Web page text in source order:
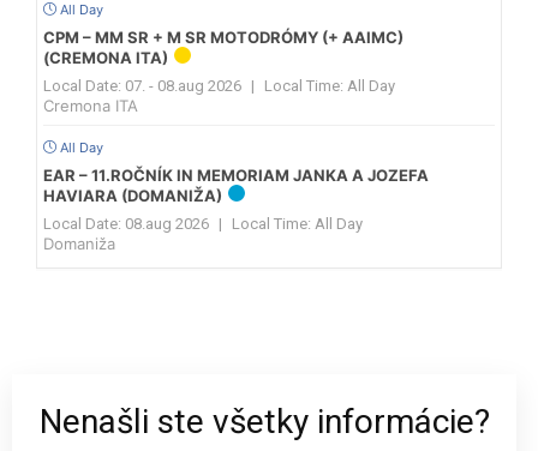
All Day
CPM – MM SR + M SR MOTODRÓMY (+ AAIMC)
(CREMONA ITA)
Local Date: 07. - 08.aug 2026 | Local Time: All Day
Cremona ITA
All Day
EAR – 11.ROČNÍK IN MEMORIAM JANKA A JOZEFA
HAVIARA (DOMANIŽA)
Local Date: 08.aug 2026 | Local Time: All Day
Domaniža
Nenašli ste všetky informácie?